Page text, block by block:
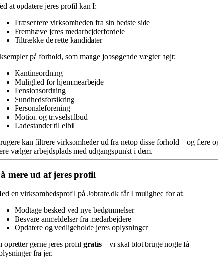
at opdatere jeres profil kan I:
Præsentere virksomheden fra sin bedste side
Fremhæve jeres medarbejderfordele
Tiltrække de rette kandidater
på forhold, som mange jobsøgende vægter højt:
Kantineordning
Mulighed for hjemmearbejde
Pensionsordning
Sundhedsforsikring
Personaleforening
Motion og trivselstilbud
Ladestander til elbil
kan filtrere virksomheder ud fra netop disse forhold – og flere
vælger arbejdsplads med udgangspunkt i dem.
mere ud af jeres profil
en virksomhedsprofil på Jobrate.dk får I mulighed for at:
Modtage besked ved nye bedømmelser
Besvare anmeldelser fra medarbejdere
Opdatere og vedligeholde jeres oplysninger
opretter gerne jeres profilgratis – vi skal blot bruge nogle få
fra jer.